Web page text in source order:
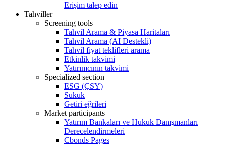
Erişim talep edin
Tahviller
Screening tools
Tahvil Arama & Piyasa Haritaları
Tahvil Arama (AI Destekli)
Tahvil fiyat teklifleri arama
Etkinlik takvimi
Yatırımcının takvimi
Specialized section
ESG (ÇSY)
Sukuk
Getiri eğrileri
Market participants
Yatırım Bankaları ve Hukuk Danışmanları
Derecelendirmeleri
Cbonds Pages